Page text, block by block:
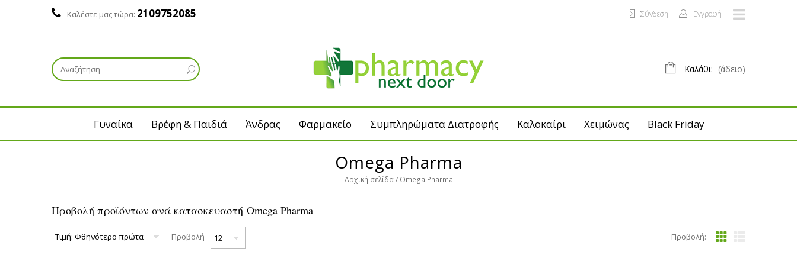
Σύνδεση Εγγραφή
Καλέστε μας τώρα: 2109752085
Καλάθι: (άδειο)
Γυναίκα Βρέφη & Παιδιά Άνδρας Φαρμακείο Συμπληρώματα Διατροφής Καλοκαίρι Χειμώνας Black Friday
Omega Pharma
Αρχική σελίδα Omega Pharma
Προβολή προϊόντων ανά κατασκευαστή Omega Pharma
Προβολή:
Προβολή